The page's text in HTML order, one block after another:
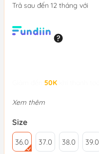
Trả sau đến 12 tháng với
50K
Xem thêm
Size
36.0 37.0 38.0 39.0